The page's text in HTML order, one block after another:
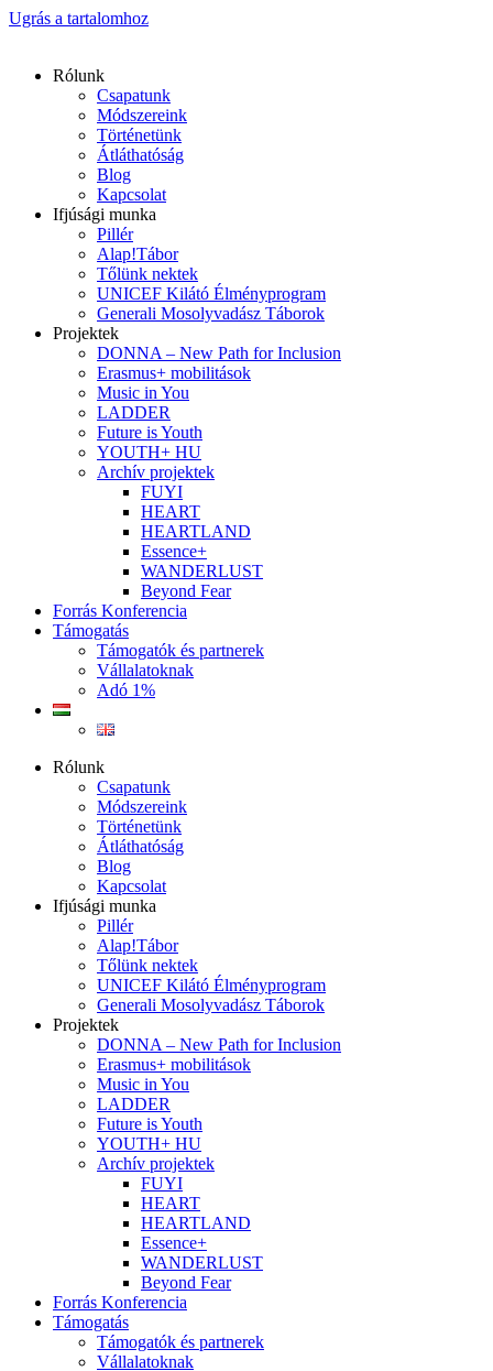
Ugrás a tartalomhoz
Rólunk
Csapatunk
Módszereink
Történetünk
Átláthatóság
Blog
Kapcsolat
Ifjúsági munka
Pillér
Alap!Tábor
Tőlünk nektek
UNICEF Kilátó Élményprogram
Generali Mosolyvadász Táborok
Projektek
DONNA – New Path for Inclusion
Erasmus+ mobilitások
Music in You
LADDER
Future is Youth
YOUTH+ HU
Archív projektek
FUYI
HEART
HEARTLAND
Essence+
WANDERLUST
Beyond Fear
Forrás Konferencia
Támogatás
Támogatók és partnerek
Vállalatoknak
Adó 1%
Rólunk
Csapatunk
Módszereink
Történetünk
Átláthatóság
Blog
Kapcsolat
Ifjúsági munka
Pillér
Alap!Tábor
Tőlünk nektek
UNICEF Kilátó Élményprogram
Generali Mosolyvadász Táborok
Projektek
DONNA – New Path for Inclusion
Erasmus+ mobilitások
Music in You
LADDER
Future is Youth
YOUTH+ HU
Archív projektek
FUYI
HEART
HEARTLAND
Essence+
WANDERLUST
Beyond Fear
Forrás Konferencia
Támogatás
Támogatók és partnerek
Vállalatoknak